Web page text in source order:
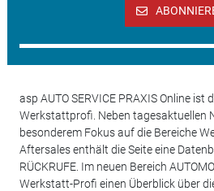
asp AUTO SERVICE PRAXIS Online
Werkstattprofi. Neben tagesaktuellen
besonderem Fokus auf die Bereiche
Aftersales enthält die Seite eine
RÜCKRUFE. Im neuen Bereich
Werkstatt-Profi einen Überblick über